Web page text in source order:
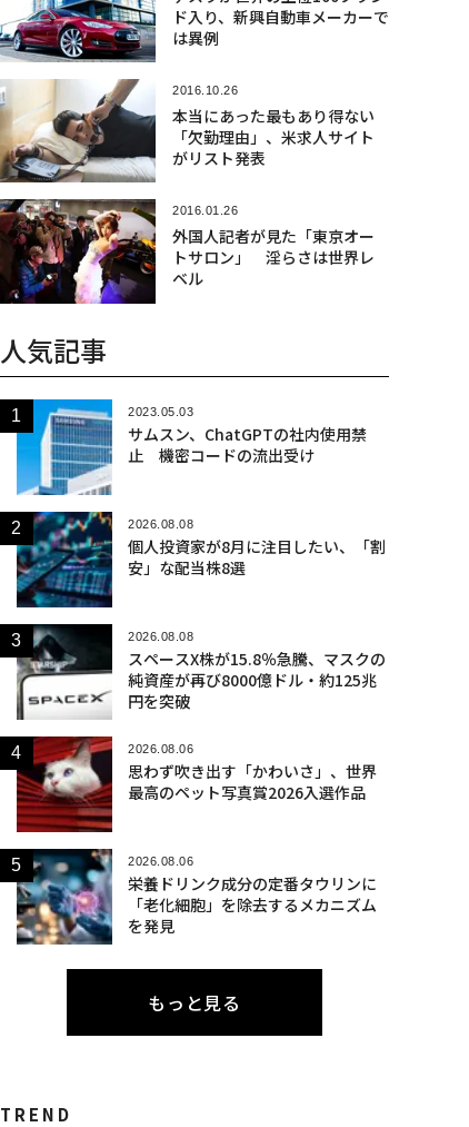
ド入り、新興自動車メーカーで
は異例
2016.10.26
本当にあった最もあり得ない
「欠勤理由」、米求人サイト
がリスト発表
2016.01.26
外国人記者が見た「東京オー
トサロン」 淫らさは世界レ
ベル
人気記事
2023.05.03
サムスン、ChatGPTの社内使用禁
止 機密コードの流出受け
2026.08.08
個人投資家が8月に注目したい、「割
安」な配当株8選
2026.08.08
スペースX株が15.8％急騰、マスクの
純資産が再び8000億ドル・約125兆
円を突破
2026.08.06
思わず吹き出す「かわいさ」、世界
最高のペット写真賞2026入選作品
2026.08.06
栄養ドリンク成分の定番タウリンに
「老化細胞」を除去するメカニズム
を発見
もっと見る
TREND